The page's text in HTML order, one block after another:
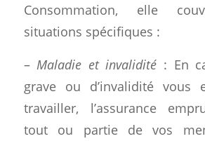
Consommation, elle
situations spécifiques :
– Maladie et invalidité : En
grave ou d’invalidité vous
travailler, l’assurance
tout ou partie de vos